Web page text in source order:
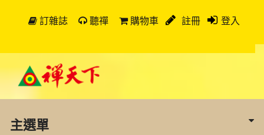
訂雜誌 聽禪 購物車 註冊 登入
主選單